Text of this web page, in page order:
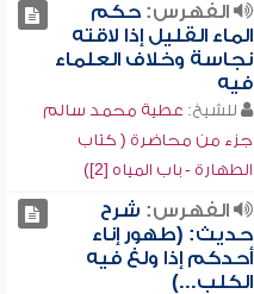
الفهرس:حكم
الماء القليل إذا لاقته
نجاسة وخلاف العلماء
فيه
للشيخ: عطية محمد سالم
جزء من محاضرة ( كتاب
الطهارة - باب المياه [2])
الفهرس: شرح
حديث: (طهور إناء
أحدكم إذا ولغ فيه
الكلب...)